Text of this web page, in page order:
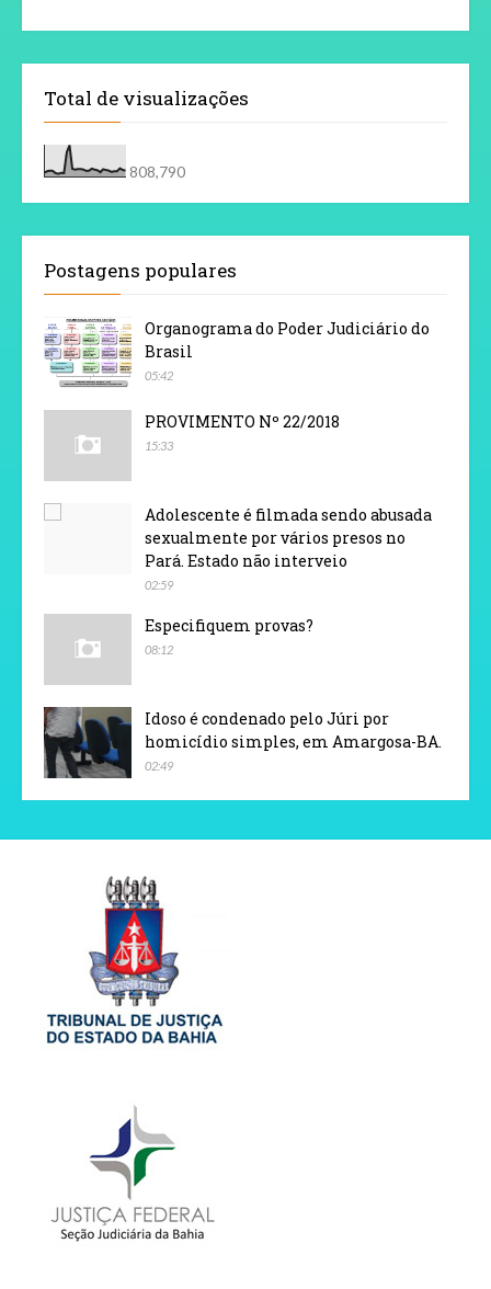
Total de visualizações
808,790
Postagens populares
Organograma do Poder Judiciário do
Brasil
05:42
PROVIMENTO Nº 22/2018
15:33
Adolescente é filmada sendo abusada
sexualmente por vários presos no
Pará. Estado não interveio
02:59
Especifiquem provas?
08:12
Idoso é condenado pelo Júri por
homicídio simples, em Amargosa-BA.
02:49